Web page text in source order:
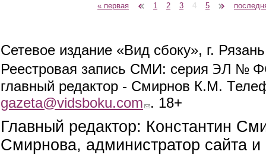
« первая 1 2 3 4 5
Сетевое издание «Вид сбоку», г.
Реестровая запись СМИ: серия ЭЛ №
главный редактор - Смирнов К.М.
gazeta@vidsboku.com (link sends e-mail)
. 18+
Главный редактор: Константин
Смирнова, администратор сайта